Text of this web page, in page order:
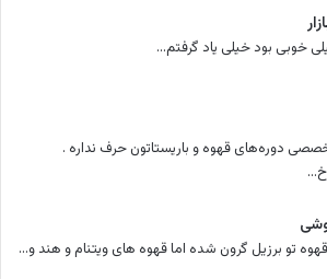
خوبی بود خیلی یاد گرفتم...
دوره‌های قهوه و باریستاتون حرف نداره .
تو برزیل گرون شده اما قهوه های ویتنام و هند و...